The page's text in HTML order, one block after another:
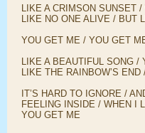
LIKE A CRIMSON SUNSET
LIKE NO ONE ALIVE / BUT
YOU GET ME / YOU GET
LIKE A BEAUTIFUL SONG /
LIKE THE RAINBOW’S
IT’S HARD TO IGNORE /
FEELING INSIDE / WHEN I
YOU GET ME